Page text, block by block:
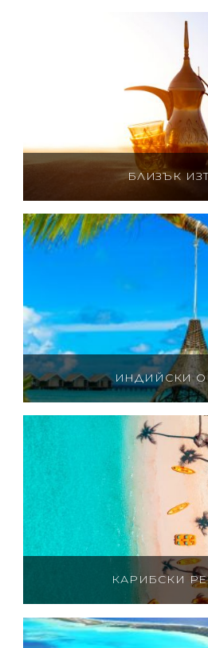
БЛИЗЪК
ИНДИЙСКИ
КАРИБСКИ